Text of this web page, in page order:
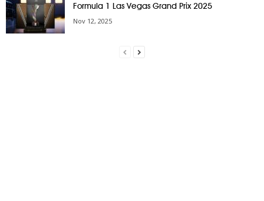
Formula 1 Las Vegas Grand Prix 2025
Nov 12, 2025